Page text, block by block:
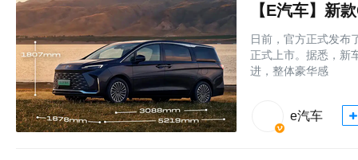
【E汽车】新
日前，官方正式发布
正式上市。据悉，新
进，整体豪华感
e汽车